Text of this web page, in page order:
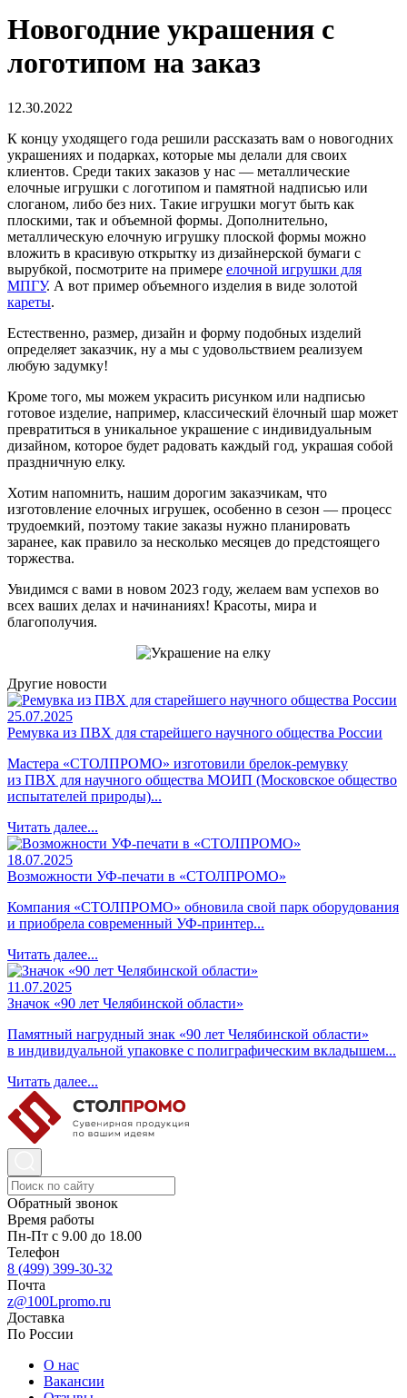
Новогодние украшения с
логотипом на заказ
12.30.2022
К концу уходящего года решили рассказать вам о новогодних
украшениях и подарках, которые мы делали для своих
клиентов. Среди таких заказов у нас — металлические
елочные игрушки с логотипом и памятной надписью или
слоганом, либо без них. Такие игрушки могут быть как
плоскими, так и объемной формы. Дополнительно,
металлическую елочную игрушку плоской формы можно
вложить в красивую открытку из дизайнерской бумаги с
вырубкой, посмотрите на примере елочной игрушки для
МПГУ. А вот пример объемного изделия в виде золотой
кареты.
Естественно, размер, дизайн и форму подобных изделий
определяет заказчик, ну а мы с удовольствием реализуем
любую задумку!
Кроме того, мы можем украсить рисунком или надписью
готовое изделие, например, классический ёлочный шар может
превратиться в уникальное украшение с индивидуальным
дизайном, которое будет радовать каждый год, украшая собой
праздничную елку.
Хотим напомнить, нашим дорогим заказчикам, что
изготовление елочных игрушек, особенно в сезон — процесс
трудоемкий, поэтому такие заказы нужно планировать
заранее, как правило за несколько месяцев до предстоящего
торжества.
Увидимся с вами в новом 2023 году, желаем вам успехов во
всех ваших делах и начинаниях! Красоты, мира и
благополучия.
Другие новости
25.07.2025
Ремувка из ПВХ для старейшего научного общества России
Мастера «СТОЛПРОМО» изготовили брелок-ремувку
из ПВХ для научного общества МОИП (Московское общество
испытателей природы)...
Читать далее...
18.07.2025
Возможности УФ-печати в «СТОЛПРОМО»
Компания «СТОЛПРОМО» обновила свой парк оборудования
и приобрела современный УФ-принтер...
Читать далее...
11.07.2025
Значок «90 лет Челябинской области»
Памятный нагрудный знак «90 лет Челябинской области»
в индивидуальной упаковке с полиграфическим вкладышем...
Читать далее...
Обратный звонок
Время работы
Пн-Пт с 9.00 до 18.00
Телефон
8 (499) 399-30-32
Почта
z@100Lpromo.ru
Доставка
По России
О нас
Вакансии